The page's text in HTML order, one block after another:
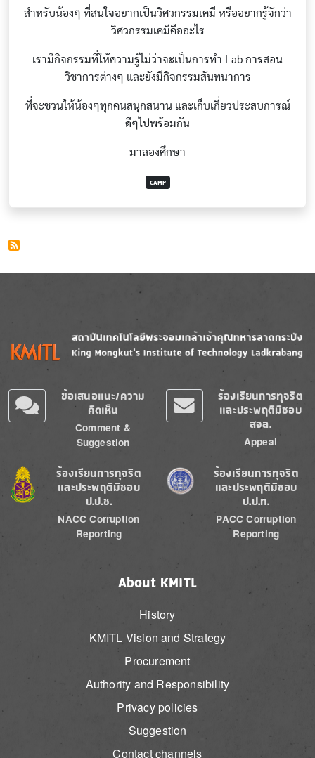
สำหรับน้องๆ ที่สนใจอยากเป็นวิศวกรรมเคมี หรืออยากรู้จักว่า
วิศวกรรมเคมีคืออะไร
เรามีกิจกรรมที่ให้ความรู้ไม่ว่าจะเป็นการทำ Lab การสอน
วิชาการต่างๆ และยังมีกิจกรรมสันทนาการ
ที่จะชวนให้น้องๆทุกคนสนุกสนาน และเก็บเกี่ยวประสบการณ์
ดีๆไปพร้อมกัน
มาลองศึกษา
CAMP
Image
ข้อเสนอแนะ/ความ
คิดเห็น
Comment &
Suggestion
ร้องเรียนการทุจริต
และประพฤติมิชอบ
สจล.
Appeal
Image
ร้องเรียนการทุจริต
และประพฤติมิชอบ
ป.ป.ช.
NACC Corruption
Reporting
Image
ร้องเรียนการทุจริต
และประพฤติมิชอบ
ป.ป.ท.
PACC Corruption
Reporting
About KMITL
History
KMITL Vision and Strategy
Procurement
Authority and Responsibility
Privacy policies
Suggestion
Contact channels